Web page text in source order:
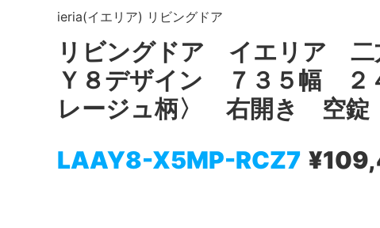
ieria(イエリア) リビングドア
リビングドア イエリア
Ｙ８デザイン ７３５幅 ２
レージュ柄〉 右開き 空錠
LAAY8-X5MP-RCZ7